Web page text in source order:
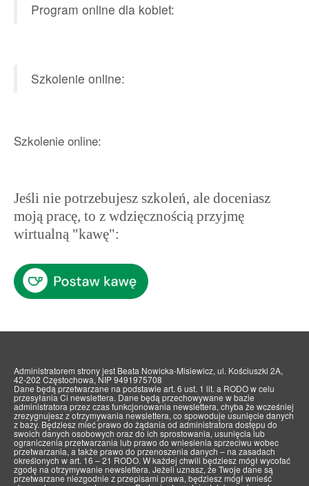
Program online dla kobiet:
Szkolenie online:
Szkolenie online:
Jeśli nie potrzebujesz szkoleń, ale doceniasz
moją pracę, to z wdzięcznością przyjmę
wirtualną "kawę":
Administratorem strony jest Beata Nowicka-Misiewicz, ul. Kościuszki 2A,
42-202 Częstochowa, NIP 9491975708
Dane będą przetwarzane na podstawie art. 6 ust. 1 lit. a RODO w celu
przesyłania Ci newslettera. Dane będą przechowywane w bazie
administratora przez czas funkcjonowania newslettera, chyba że wcześniej
zrezygnujesz z otrzymywania newslettera, co spowoduje usunięcie danych
z bazy. Będziesz mieć prawo do żądania od administratora dostępu do
swoich danych osobowych oraz do ich sprostowania, usunięcia lub
ograniczenia przetwarzania lub prawo do wniesienia sprzeciwu wobec
przetwarzania, a także prawo do przenoszenia danych – na zasadach
określonych w art. 16 – 21 RODO. W każdej chwili będziesz mógł wycofać
zgodę na otrzymywanie newslettera. Jeżeli uznasz, że Twoje dane są
przetwarzane niezgodnie z przepisami prawa, będziesz mógł wnieść